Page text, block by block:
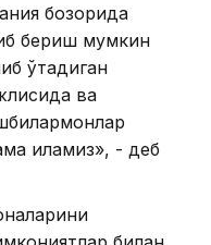
бозорида
бериш мумкин
ўтадиган
ва
қиламиз», - деб